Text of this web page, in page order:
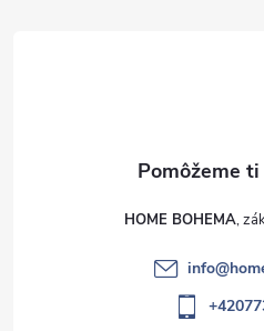
HOME BOHEMA
info@